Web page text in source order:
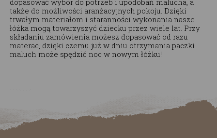
dopasować wybór do potrzeb i upodobań malucha, a
także do możliwości aranżacyjnych pokoju. Dzięki
trwałym materiałom i staranności wykonania nasze
łóżka mogą towarzyszyć dziecku przez wiele lat. Przy
składaniu zamówienia możesz dopasować od razu
materac, dzięki czemu już w dniu otrzymania paczki
maluch może spędzić noc w nowym łóżku!